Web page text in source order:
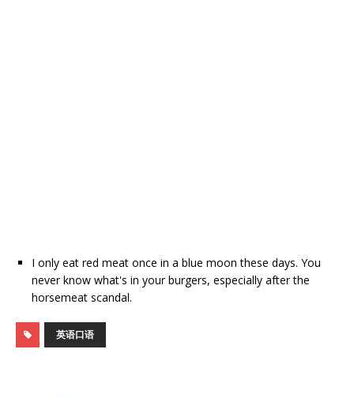
I only eat red meat once in a blue moon these days. You
never know what's in your burgers, especially after the
horsemeat scandal.
英语口语